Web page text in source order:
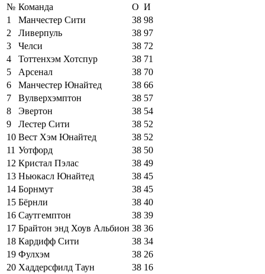
№ Команда О И
1
Манчестер Сити 38 98
2
Ливерпуль 38 97
3
Челси 38 72
4
Тоттенхэм Хотспур 38 71
5
Арсенал 38 70
6
Манчестер Юнайтед 38 66
7
Вулверхэмптон 38 57
8
Эвертон 38 54
9
Лестер Сити 38 52
10 Вест Хэм Юнайтед 38 52
11 Уотфорд 38 50
12 Кристал Пэлас 38 49
13 Ньюкасл Юнайтед 38 45
14 Борнмут 38 45
15 Бёрнли 38 40
16 Саутгемптон 38 39
17 Брайтон энд Хоув Альбион 38 36
18 Кардифф Сити 38 34
19 Фулхэм 38 26
20 Хаддерсфилд Таун 38 16